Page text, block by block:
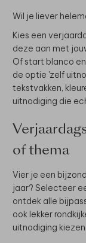
Wil je liever
Kies een
deze aan met
Of start blanco
de optie 'zelf
tekstvakken,
uitnodiging die
of thema
Vier je een
jaar? Selecteer
ontdek alle
ook lekker
uitnodiging